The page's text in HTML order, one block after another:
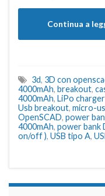
Continua a
3d, 3D con
4000mAh, breakout,
4000mAh, LiPo
Usb breakout, micro-
OpenSCAD, power
4000mAh, power bank
on/off ), USB tipo A,